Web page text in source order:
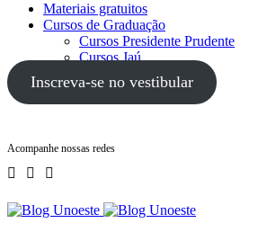
Materiais gratuitos
Cursos de Graduação
Cursos Presidente Prudente
Cursos Jaú
Cursos Guarujá
Inscreva-se no vestibular
Acompanhe nossas redes